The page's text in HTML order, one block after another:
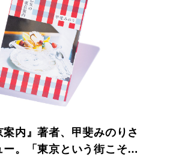
案内』著者、甲斐みのりさ
ー。「東京という街こそが